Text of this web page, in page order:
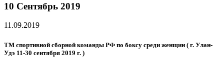
10 Сентябрь 2019
11.09.2019
ТМ спортивной сборной команды РФ по боксу среди женщин ( г. Улан-
Удэ 11-30 сентября 2019 г. )